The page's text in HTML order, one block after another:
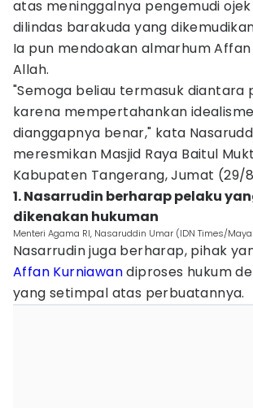
atas meninggalnya pengemudi
dilindas barakuda yang
Ia pun mendoakan almarhum
Allah.
"Semoga beliau termasuk diantara
karena mempertahankan
dianggapnya benar," kata
meresmikan Masjid Raya Baitul
Kabupaten Tangerang, Jumat (29/
1. Nasarrudin berharap pelaku
dikenakan hukuman
Menteri Agama RI, Nasaruddin Umar (IDN Times/
Nasarrudin juga berharap, pihak
Affan Kurniawandiproses hukum
yang setimpal atas perbuatannya.